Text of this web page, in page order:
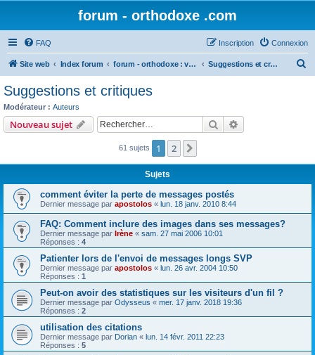
forum - orthodoxe .com
FAQ Connexion
Inscription
Site web Index forum forum - orthodoxe : vos remarques Suggestions et critiques
c
r
Suggestions et critiques
Modérateur : Auteurs
Nouveau sujet Rechercher
61 sujets 1 2
Sujets
comment éviter la perte de messages postés
Dernier message par apostolos « lun. 18 janv. 2010 8:44
FAQ: Comment inclure des images dans ses messages?
Dernier message par Irène « sam. 27 mai 2006 10:01
Réponses : 4
Patienter lors de l'envoi de messages longs SVP
Dernier message par apostolos « lun. 26 avr. 2004 10:50
Réponses : 1
Peut-on avoir des statistiques sur les visiteurs d'un fil ?
Dernier message par Odysseus « mer. 17 janv. 2018 19:36
Réponses : 2
utilisation des citations
Dernier message par Dorian « lun. 14 févr. 2011 22:23
Réponses : 5